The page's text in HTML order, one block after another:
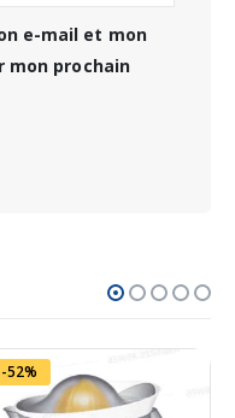
e-mail et mon
mon prochain
-52%